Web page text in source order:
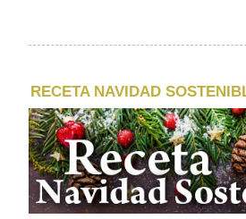
RECETA NAVIDAD